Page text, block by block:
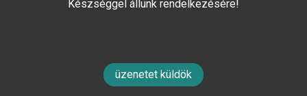
Készséggel állunk rendelkezésére!
üzenetet küldök